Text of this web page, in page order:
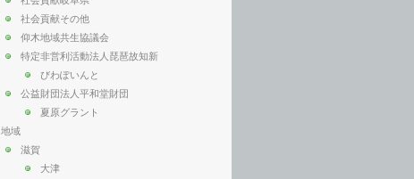
社会貢献その他
仰木地域共生協議会
特定非営利活動法人琵琶故知新
びわぽいんと
公益財団法人平和堂財団
夏原グラント
地域
滋賀
大津